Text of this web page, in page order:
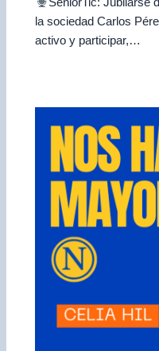
la sociedad Carlos
activo y participar,…